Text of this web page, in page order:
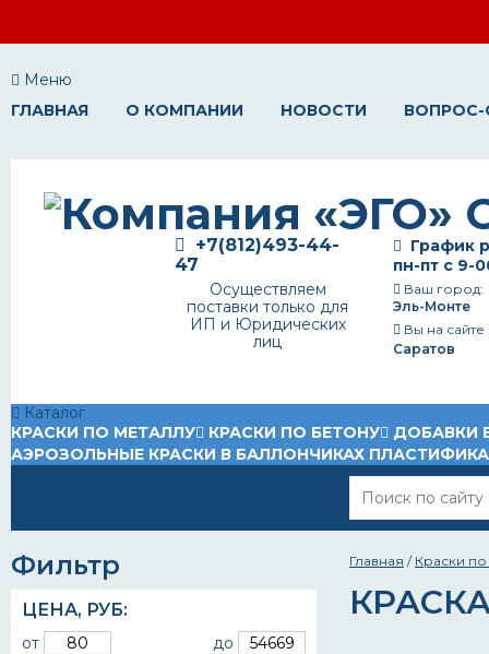
Меню
ГЛАВНАЯ
О КОМПАНИИ НОВОСТИ ВОПРОС-
График
пн-пт с 9-
Ваш город:
Эль-Монте
Вы на
Саратов
+7(812)493-44-
47
Осуществляем
поставки только для
ИП и Юридических
лиц
Каталог
КРАСКИ ПО МЕТАЛЛУ
КРАСКИ ПО БЕТОНУ
ДОБАВКИ
АЭРОЗОЛЬНЫЕ КРАСКИ В БАЛЛОНЧИКАХ
Фильтр
ЦЕНА, РУБ:
от до
Главная / Краски